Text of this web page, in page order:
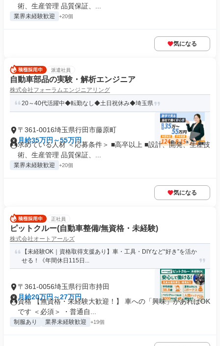
術、生産管理 品質保証、...
業界未経験歓迎 +20個
気になる
派遣社員
自動車部品の実験・解析エンジニア
株式会社フォーラムエンジニアリング
20～40代活躍中◆転勤なし◆土日祝休み◆埼玉県
〒361-0016埼玉県行田市藤原町
月給35万円～55万円
求めている人材 ＜応募条件＞ ■高卒以上 ■設計、開発、生産技
術、生産管理 品質保証、...
業界未経験歓迎 +20個
気になる
正社員
ピットクルー(自動車整備/無資格・未経験)
株式会社オートアールズ
【未経験OK｜資格取得支援あり】車・工具・DIYなど“好き”を活か
せる！《年間休日115日...
〒361-0056埼玉県行田市持田
月給20万円～27万円
資格 【無資格・未経験大歓迎！】 車への「興味」があればOK
です ＜必須＞ ・普通自...
制服あり 業界未経験歓迎 +19個